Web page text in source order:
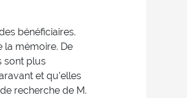
bénéficiaires.
la mémoire. De
sont plus
et qu’elles
recherche de M.